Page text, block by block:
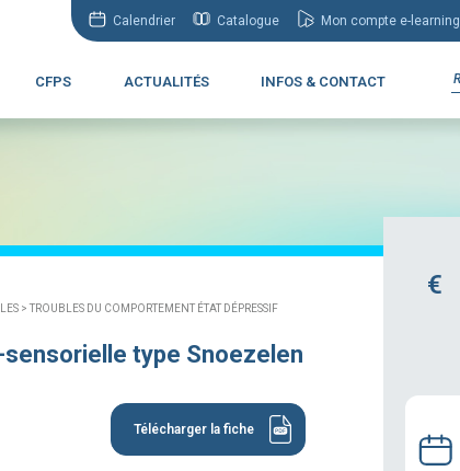
Calendrier Catalogue Mon compte e-learning
CFPS ACTUALITÉS INFOS & CONTACT
>TROUBLES DU COMPORTEMENT ÉTAT DÉPRESSIF
type Snoezelen
Télécharger la fiche